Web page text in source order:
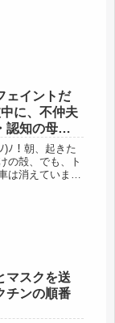
ェイントだ
に、不仲夫
認知の母の
)ﾉ！朝、起きた
の殻、でも、ト
は消えていまし
マスクを送
チンの順番